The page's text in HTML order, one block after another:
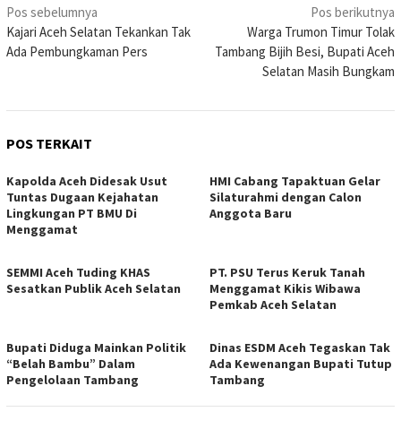
Navigasi
pos
Pos sebelumnya
Kajari Aceh Selatan Tekankan Tak
Ada Pembungkaman Pers
Pos berikutnya
Warga Trumon Timur Tolak
Tambang Bijih Besi, Bupati Aceh
Selatan Masih Bungkam
POS TERKAIT
Kapolda Aceh Didesak Usut
Tuntas Dugaan Kejahatan
Lingkungan PT BMU Di
Menggamat
HMI Cabang Tapaktuan Gelar
Silaturahmi dengan Calon
Anggota Baru
SEMMI Aceh Tuding KHAS
Sesatkan Publik Aceh Selatan
PT. PSU Terus Keruk Tanah
Menggamat Kikis Wibawa
Pemkab Aceh Selatan
Bupati Diduga Mainkan Politik
“Belah Bambu” Dalam
Pengelolaan Tambang
Dinas ESDM Aceh Tegaskan Tak
Ada Kewenangan Bupati Tutup
Tambang